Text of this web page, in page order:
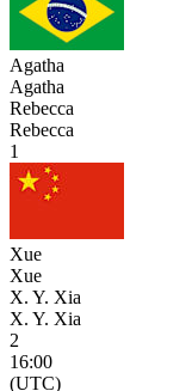
Agatha
Agatha
Rebecca
Rebecca
1
Xue
Xue
X. Y. Xia
X. Y. Xia
2
16:00
(UTC)